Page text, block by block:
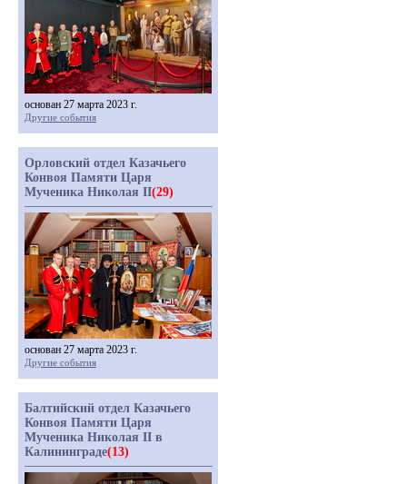
основан 27 марта 2023 г.
Другие события
Орловский отдел Казачьего
Конвоя Памяти Царя
Мученика Николая II(29)
основан 27 марта 2023 г.
Другие события
Балтийский отдел Казачьего
Конвоя Памяти Царя
Мученика Николая II в
Калининграде(13)